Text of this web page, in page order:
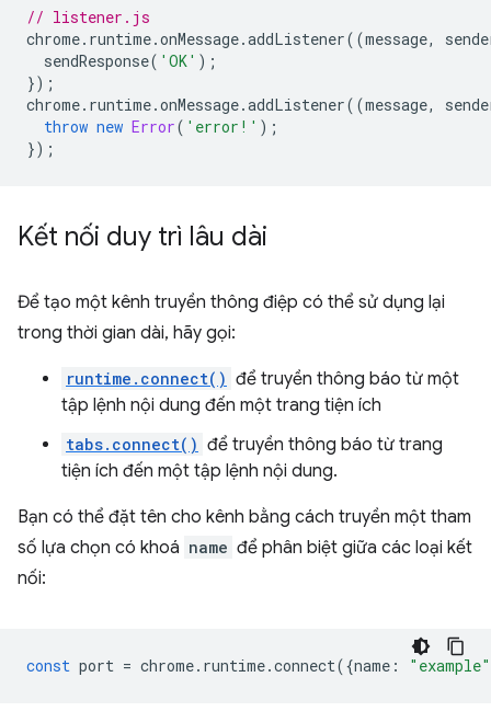
// listener.js
chrome. runtime.onMessage.addListener((message,
sendResponse( 'OK' );
});
chrome. runtime.onMessage.addListener((message,
throw new Error( 'error!' );
});
Kết nối duy trì lâu dài
Để tạo một kênh truyền thông điệp có thể sử dụng lại
trong thời gian dài, hãy gọi:
runtime.connect() để truyền thông báo từ một
tập lệnh nội dung đến một trang tiện ích
tabs.connect() để truyền thông báo từ trang
tiện ích đến một tập lệnh nội dung.
Bạn có thể đặt tên cho kênh bằng cách truyền một tham
số lựa chọn có khoá name để phân biệt giữa các loại kết
nối:
const port = chrome. runtime.connect({name : "example"